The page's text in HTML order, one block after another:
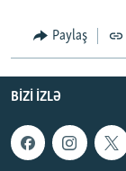
Paylaş
BIZI IZLƏ